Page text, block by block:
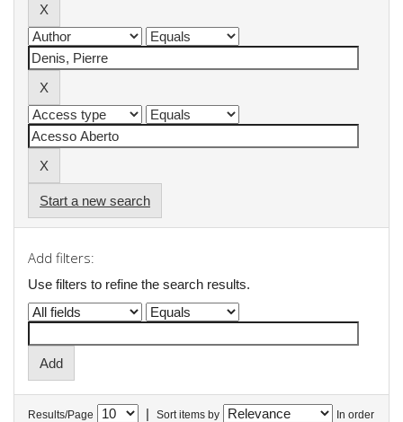
Start a new search
Add filters:
Use filters to refine the search results.
Results/Page | Sort items by In order